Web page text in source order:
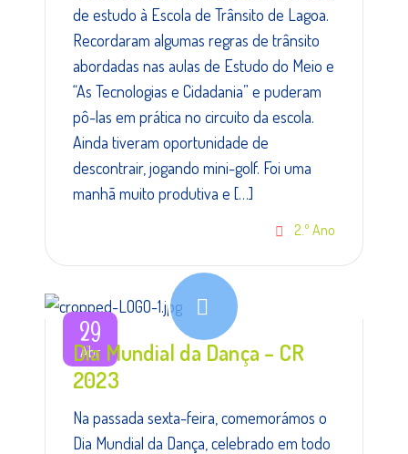
de estudo à Escola de Trânsito de Lagoa.
Recordaram algumas regras de trânsito
abordadas nas aulas de Estudo do Meio e
“As Tecnologias e Cidadania” e puderam
pô-las em prática no circuito da escola.
Ainda tiveram oportunidade de
descontrair, jogando mini-golf. Foi uma
manhã muito produtiva e […]
2.º Ano
29
Abr
Dia Mundial da Dança – CR
2023
Na passada sexta-feira, comemorámos o
Dia Mundial da Dança, celebrado em todo